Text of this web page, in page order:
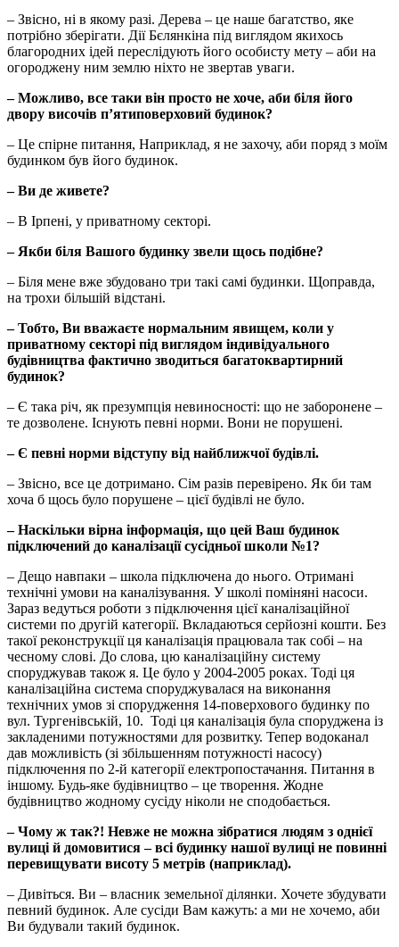
– Звісно, ні в якому разі. Дерева – це наше багатство, яке
потрібно зберігати. Дії Бєлянкіна під виглядом якихось
благородних ідей переслідують його особисту мету – аби на
огороджену ним землю ніхто не звертав уваги.
– Можливо, все таки він просто не хоче, аби біля його
двору височів п’ятиповерховий будинок?
– Це спірне питання, Наприклад, я не захочу, аби поряд з моїм
будинком був його будинок.
– Ви де живете?
– В Ірпені, у приватному секторі.
– Якби біля Вашого будинку звели щось подібне?
– Біля мене вже збудовано три такі самі будинки. Щоправда,
на трохи більшій відстані.
– Тобто, Ви вважаєте нормальним явищем, коли у
приватному секторі під виглядом індивідуального
будівництва фактично зводиться багатоквартирний
будинок?
– Є така річ, як презумпція невиносності: що не заборонене –
те дозволене. Існують певні норми. Вони не порушені.
– Є певні норми відступу від найближчої будівлі.
– Звісно, все це дотримано. Сім разів перевірено. Як би там
хоча б щось було порушене – цієї будівлі не було.
– Наскільки вірна інформація, що цей Ваш будинок
підключений до каналізації сусідньої школи №1?
– Дещо навпаки – школа підключена до нього. Отримані
технічні умови на каналізування. У школі поміняні насоси.
Зараз ведуться роботи з підключення цієї каналізаційної
системи по другій категорії. Вкладаються серйозні кошти. Без
такої реконструкції ця каналізація працювала так собі – на
чесному слові. До слова, цю каналізаційну систему
споруджував також я. Це було у 2004-2005 роках. Тоді ця
каналізаційна система споруджувалася на виконання
технічних умов зі спорудження 14-поверхового будинку по
вул. Тургенівській, 10. Тоді ця каналізація була споруджена із
закладеними потужностями для розвитку. Тепер водоканал
дав можливість (зі збільшенням потужності насосу)
підключення по 2-й категорії електропостачання. Питання в
іншому. Будь-яке будівництво – це творення. Жодне
будівництво жодному сусіду ніколи не сподобається.
– Чому ж так?! Невже не можна зібратися людям з однієї
вулиці й домовитися – всі будинку нашої вулиці не повинні
перевищувати висоту 5 метрів (наприклад).
– Дивіться. Ви – власник земельної ділянки. Хочете збудувати
певний будинок. Але сусіди Вам кажуть: а ми не хочемо, аби
Ви будували такий будинок.